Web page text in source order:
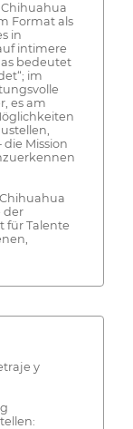
Format als
in
intimere
bedeutet
im
es am
Mission
der
für Talente
y